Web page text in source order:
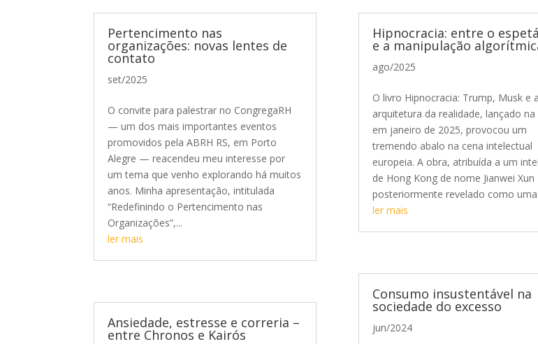
Pertencimento nas
organizações: novas lentes de
contato
set/2025
O convite para palestrar no CongregaRH
— um dos mais importantes eventos
promovidos pela ABRH RS, em Porto
Alegre — reacendeu meu interesse por
um tema que venho explorando há muitos
anos. Minha apresentação, intitulada
“Redefinindo o Pertencimento nas
Organizações”,...
ler mais
Ansiedade, estresse e correria –
entre Chronos e Kairós
Hipnocracia: entre o
e a manipulação
ago/2025
O livro Hipnocracia: Trump, Musk e
arquitetura da realidade, lançado na
em janeiro de 2025, provocou um
tremendo abalo na cena intelectual
europeia. A obra, atribuída a um
de Hong Kong de nome Jianwei
posteriormente revelado como
ler mais
Consumo insustentável na
sociedade do excesso
jun/2024